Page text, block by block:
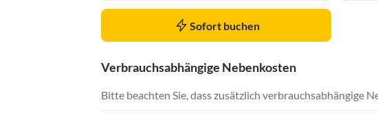
Sofort buchen
Verbrauchsabhängige Nebenkosten
Bitte beachten Sie, dass zusätzlich verbrauchsabhängige